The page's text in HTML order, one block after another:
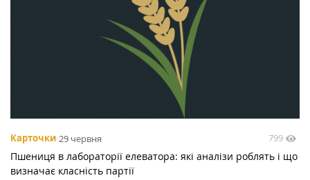
Карточки 29 червня 799
Пшениця в лабораторії елеватора: які аналізи роблять і що
визначає класність партії